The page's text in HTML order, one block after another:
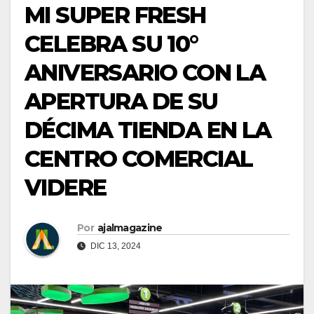
MI SUPER FRESH
CELEBRA SU 10°
ANIVERSARIO CON LA
APERTURA DE SU
DÉCIMA TIENDA EN LA
CENTRO COMERCIAL
VIDERE
Por ajalmagazine
DIC 13, 2024